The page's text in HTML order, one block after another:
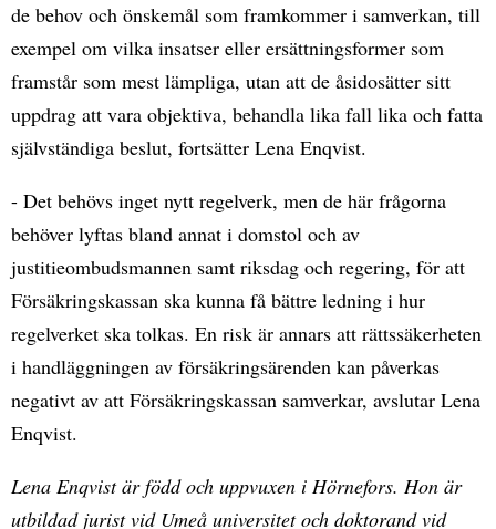
de behov och önskemål som framkommer i samverkan, till
exempel om vilka insatser eller ersättningsformer som
framstår som mest lämpliga, utan att de åsidosätter sitt
uppdrag att vara objektiva, behandla lika fall lika och fatta
självständiga beslut, fortsätter Lena Enqvist.
- Det behövs inget nytt regelverk, men de här frågorna
behöver lyftas bland annat i domstol och av
justitieombudsmannen samt riksdag och regering, för att
Försäkringskassan ska kunna få bättre ledning i hur
regelverket ska tolkas. En risk är annars att rättssäkerheten
i handläggningen av försäkringsärenden kan påverkas
negativt av att Försäkringskassan samverkar, avslutar Lena
Enqvist.
Lena Enqvist är född och uppvuxen i Hörnefors. Hon är
utbildad jurist vid Umeå universitet och doktorand vid